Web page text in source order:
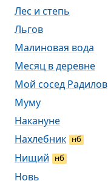
Лес и степь
Льгов
Малиновая вода
Месяц в деревне
Мой сосед Радилов
Муму
Накануне
Нахлебник нб
Нищий нб
Новь